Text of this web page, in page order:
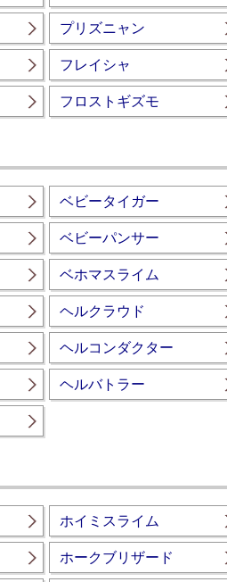
プリズニャン
フレイシャ
フロストギズモ
ベビータイガー
ベビーパンサー
ベホマスライム
ヘルクラウド
ヘルコンダクター
ヘルバトラー
ホイミスライム
ホークブリザード